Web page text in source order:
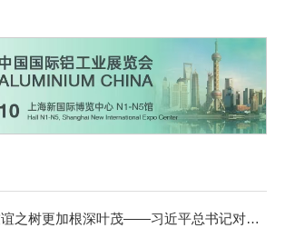
让中朝传统友谊之树更加根深叶茂——习近平总书记对朝鲜进行国事访问纪实